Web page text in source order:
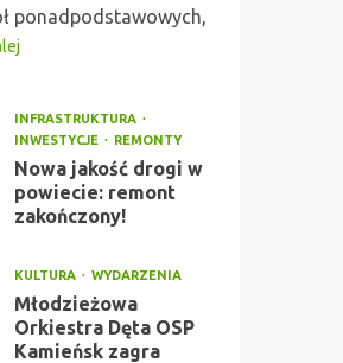
ponadpodstawowych,
INFRASTRUKTURA
INWESTYCJE
REMONTY
Nowa jakość drogi w
powiecie: remont
zakończony!
KULTURA WYDARZENIA
Młodzieżowa
Orkiestra Dęta OSP
Kamieńsk zagra